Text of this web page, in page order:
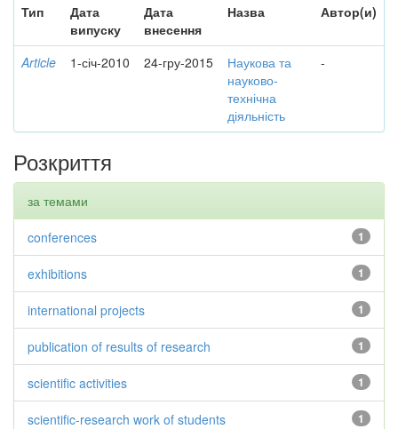
Тип
Дата
випуску
Дата
внесення
Назва Автор(и)
Article 1-січ-2010 24-гру-2015
Наукова та
науково-
технічна
діяльність
-
Розкриття
за темами
1
conferences
1
exhibitions
1
international projects
1
publication of results of research
1
scientific activities
1
scientific-research work of students